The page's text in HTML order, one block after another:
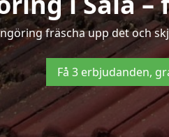
fräscha upp det och
Få 3 erbjudanden,